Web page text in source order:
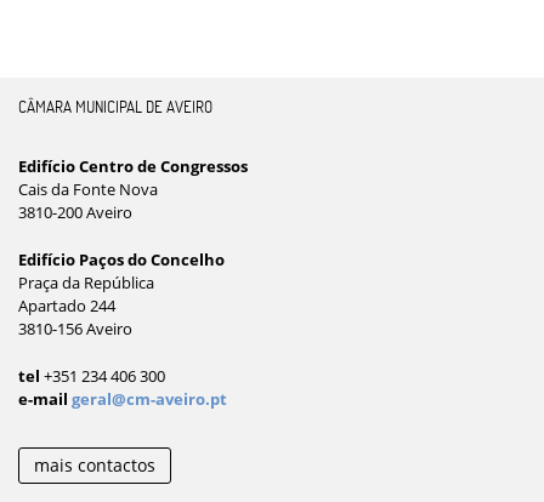
CÂMARA MUNICIPAL DE AVEIRO
Edifício Centro de Congressos
Cais da Fonte Nova
3810-200 Aveiro
Edifício Paços do Concelho
Praça da República
Apartado 244
3810-156 Aveiro
tel +351 234 406 300
e-mail geral@cm-aveiro.pt
mais contactos